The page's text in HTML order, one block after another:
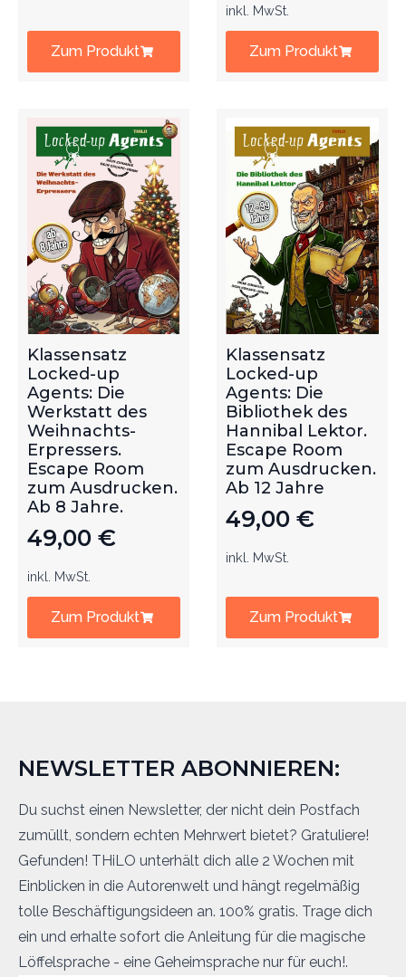
Zum Produkt
inkl. MwSt.
Zum Produkt
Klassensatz
Locked-up
Agents: Die
Werkstatt des
Weihnachts-
Erpressers.
Escape Room
zum Ausdrucken.
Ab 8 Jahre.
49,00 €
inkl. MwSt.
Zum Produkt
Klassensatz
Locked-up
Agents: Die
Bibliothek des
Hannibal Lektor.
Escape Room
zum Ausdrucken.
Ab 12 Jahre
49,00 €
inkl. MwSt.
Zum Produkt
NEWSLETTER ABONNIEREN:
Du suchst einen Newsletter, der nicht dein Postfach
zumüllt, sondern echten Mehrwert bietet? Gratuliere!
Gefunden! THiLO unterhält dich alle 2 Wochen mit
Einblicken in die Autorenwelt und hängt regelmäßig
tolle Beschäftigungsideen an. 100% gratis. Trage dich
ein und erhalte sofort die Anleitung für die magische
Löffelsprache - eine Geheimsprache nur für euch!.